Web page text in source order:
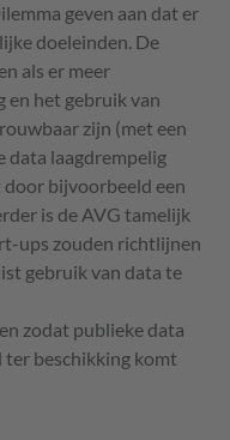
geven aan dat er
doeleinden. De
als er meer
het gebruik van
zijn (met een
data laagdrempelig
bijvoorbeeld een
is de AVG tamelijk
ups zouden richtlijnen
gebruik van data te
zodat publieke data
beschikking komt